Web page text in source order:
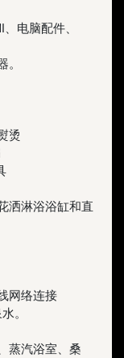
电脑配件、
烫
洒淋浴浴缸和直
网络连接
。
蒸汽浴室、桑